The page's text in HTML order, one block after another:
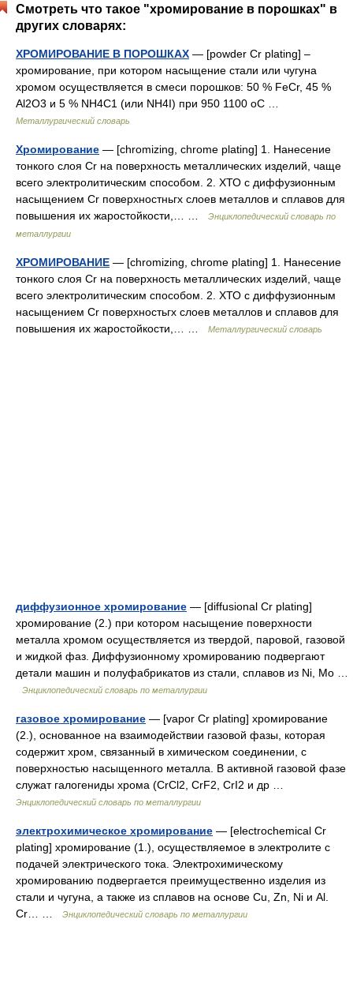
Смотреть что такое "хромирование в порошках" в
других словарях:
ХРОМИРОВАНИЕ В ПОРОШКАХ — [powder Cr plating] –
хромирование, при котором насыщение стали или чугуна
хромом осуществляется в смеси порошков: 50 % FeCr, 45 %
Al2О3 и 5 % NH4C1 (или NH4I) при 950 1100 oС …
Металлургический словарь
Хромирование — [chromizing, chrome plating] 1. Нанесение
тонкого слоя Cr на поверхность металлических изделий, чаще
всего электролитическим способом. 2. ХТО с диффузионным
насыщением Cr поверхностньгх слоев металлов и сплавов для
повышения их жаростойкости,… …
Энциклопедический словарь по
металлургии
ХРОМИРОВАНИЕ — [chromizing, chrome plating] 1. Нанесение
тонкого слоя Cr на поверхность металлических изделий, чаще
всего электролитическим способом. 2. ХТО с диффузионным
насыщением Cr поверхностьгх слоев металлов и сплавов для
повышения их жаростойкости,… …
Металлургический словарь
диффузионное хромирование — [diffusional Cr plating]
хромирование (2.) при котором насыщение поверхности
металла хромом осуществляется из твердой, паровой, газовой
и жидкой фаз. Диффузионному хромированию подвергают
детали машин и полуфабрикатов из стали, сплавов из Ni, Mo …
Энциклопедический словарь по металлургии
газовое хромирование — [vapor Cr plating] хромирование
(2.), основанное на взаимодействии газовой фазы, которая
содержит хром, связанный в химическом соединении, с
поверхностью насыщенного металла. В активной газовой фазе
служат галогениды хрома (CrСl2, CrF2, CrI2 и др …
Энциклопедический словарь по металлургии
электрохимическое хромирование — [electrochemical Cr
plating] хромирование (1.), осуществляемое в электролите с
подачей электрического тока. Электрохимическому
хромированию подвергается преимущественно изделия из
стали и чугуна, а также из сплавов на основе Cu, Zn, Ni и Al.
Cr… …
Энциклопедический словарь по металлургии